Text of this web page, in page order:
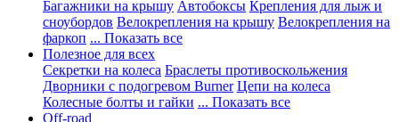
Багажники на крышу Автобоксы Крепления для лыж и
сноубордов Велокрепления на крышу Велокрепления на
фаркоп ... Показать все
Полезное для всех
Секретки на колеса Браслеты противоскольжения
Дворники с подогревом Burner Цепи на колеса
Колесные болты и гайки ... Показать все
Off-road